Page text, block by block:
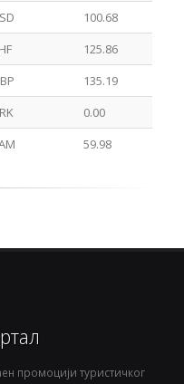
100.68
125.86
135.19
0.00
59.98
промоцији туристичког